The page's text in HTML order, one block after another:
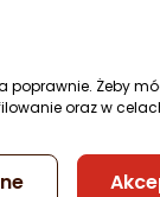
poprawnie. Żeby
oraz w